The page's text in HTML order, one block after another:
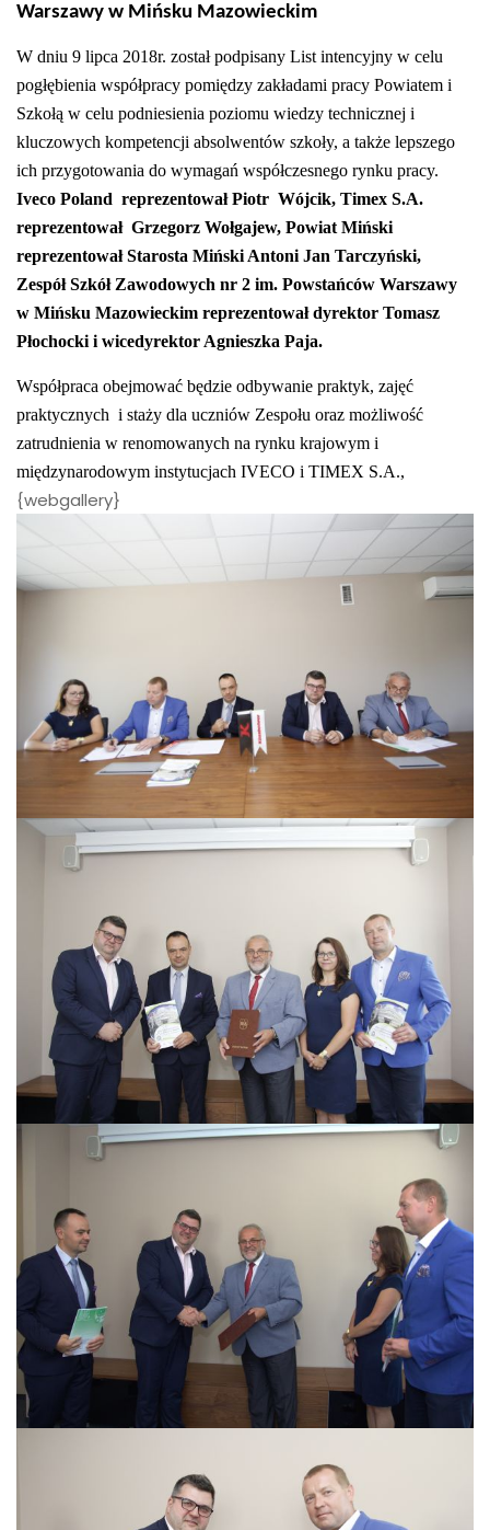
Warszawy w Mińsku Mazowieckim
W dniu 9 lipca 2018r. został podpisany List intencyjny w celu
pogłębienia współpracy pomiędzy zakładami pracy Powiatem i
Szkołą w celu podniesienia poziomu wiedzy technicznej i
kluczowych kompetencji absolwentów szkoły, a także lepszego
ich przygotowania do wymagań współczesnego rynku pracy.
Iveco Poland reprezentował Piotr Wójcik, Timex S.A.
reprezentował Grzegorz Wołgajew, Powiat Miński
reprezentował Starosta Miński Antoni Jan Tarczyński,
Zespół Szkół Zawodowych nr 2 im. Powstańców Warszawy
w Mińsku Mazowieckim reprezentował dyrektor Tomasz
Płochocki i wicedyrektor Agnieszka Paja.
Współpraca obejmować będzie odbywanie praktyk, zajęć
praktycznych i staży dla uczniów Zespołu oraz możliwość
zatrudnienia w renomowanych na rynku krajowym i
międzynarodowym instytucjach IVECO i TIMEX S.A.,
{webgallery}